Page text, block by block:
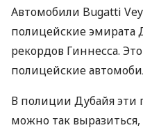
Автомобили Bugatti
полицейские эмирата
рекордов Гиннесса.
полицейские
В полиции Дубайя эти
можно так